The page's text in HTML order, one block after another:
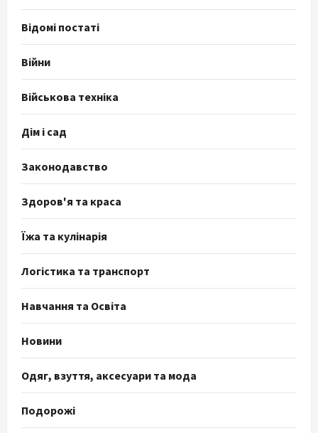
Відомі постаті
Війни
Військова техніка
Дім і сад
Законодавство
Здоров'я та краса
Їжа та кулінарія
Логістика та транспорт
Навчання та Освіта
Новини
Одяг, взуття, аксесуари та мода
Подорожі